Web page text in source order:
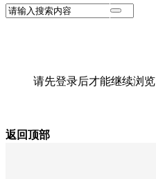
请先登录后才能继续浏览
返回顶部